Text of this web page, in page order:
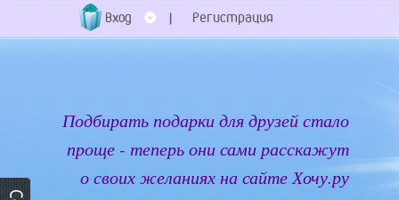
Вход | Регистрация
Подбирать подарки для друзей стало
проще - теперь они сами расскажут
о своих желаниях на сайте Хочу.ру